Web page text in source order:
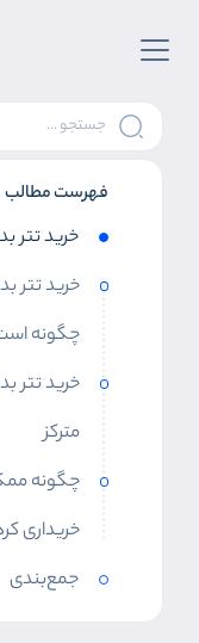
فهرست مطالب
خرید تتر
خرید تتر
چگونه
خرید تتر
مترکز
چگونه
خریداری
جمع‌بندی